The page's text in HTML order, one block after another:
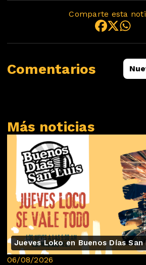
Comparte esta
Comentarios
Más noticias
Jueves Loko en Buenos Días San
06/08/2026